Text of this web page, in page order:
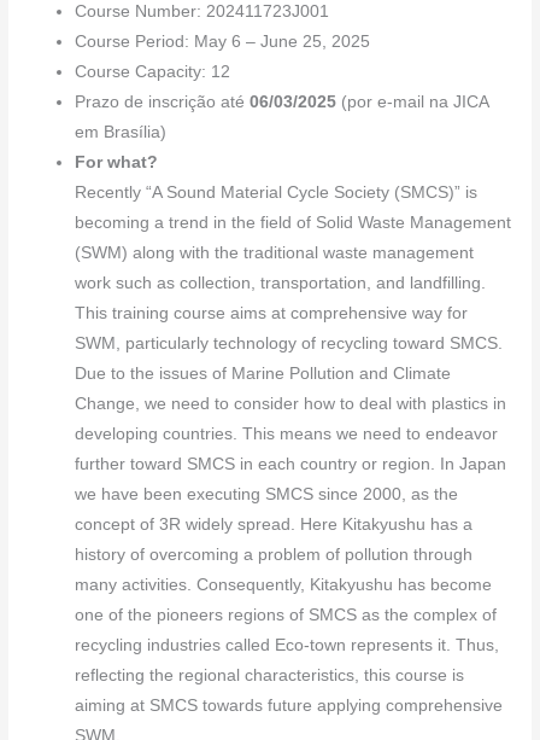
Course Number: 202411723J001
Course Period: May 6 – June 25, 2025
Course Capacity: 12
Prazo de inscrição até06/03/2025 (por e-mail na JICA
em Brasília)
For what?
Recently “A Sound Material Cycle Society (SMCS)” is
becoming a trend in the field of Solid Waste Management
(SWM) along with the traditional waste management
work such as collection, transportation, and landfilling.
This training course aims at comprehensive way for
SWM, particularly technology of recycling toward SMCS.
Due to the issues of Marine Pollution and Climate
Change, we need to consider how to deal with plastics in
developing countries. This means we need to endeavor
further toward SMCS in each country or region. In Japan
we have been executing SMCS since 2000, as the
concept of 3R widely spread. Here Kitakyushu has a
history of overcoming a problem of pollution through
many activities. Consequently, Kitakyushu has become
one of the pioneers regions of SMCS as the complex of
recycling industries called Eco-town represents it. Thus,
reflecting the regional characteristics, this course is
aiming at SMCS towards future applying comprehensive
SWM.